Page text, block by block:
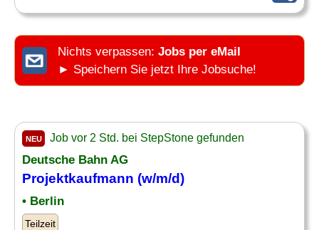
Nichts verpassen: Jobs per eMail
► Speichern Sie jetzt Ihre Jobsuche!
NEU Job vor 2 Std. bei StepStone gefunden
Deutsche Bahn AG
Projektkaufmann (w/m/d)
• Berlin
Teilzeit